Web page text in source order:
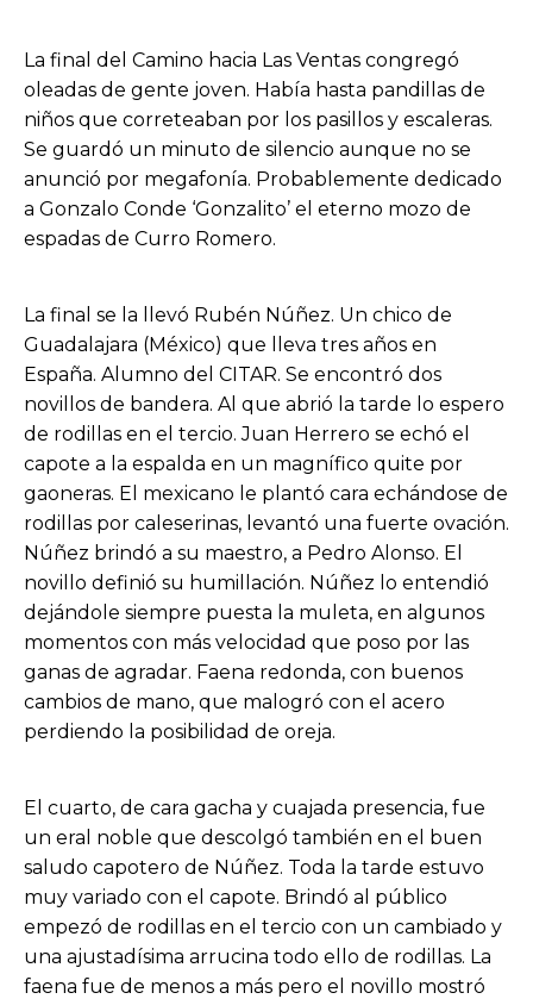
La final del Camino hacia Las Ventas congregó
oleadas de gente joven. Había hasta pandillas de
niños que correteaban por los pasillos y escaleras.
Se guardó un minuto de silencio aunque no se
anunció por megafonía. Probablemente dedicado
a Gonzalo Conde ‘Gonzalito’ el eterno mozo de
espadas de Curro Romero.
La final se la llevó Rubén Núñez. Un chico de
Guadalajara (México) que lleva tres años en
España. Alumno del CITAR. Se encontró dos
novillos de bandera. Al que abrió la tarde lo espero
de rodillas en el tercio. Juan Herrero se echó el
capote a la espalda en un magnífico quite por
gaoneras. El mexicano le plantó cara echándose de
rodillas por caleserinas, levantó una fuerte ovación.
Núñez brindó a su maestro, a Pedro Alonso. El
novillo definió su humillación. Núñez lo entendió
dejándole siempre puesta la muleta, en algunos
momentos con más velocidad que poso por las
ganas de agradar. Faena redonda, con buenos
cambios de mano, que malogró con el acero
perdiendo la posibilidad de oreja.
El cuarto, de cara gacha y cuajada presencia, fue
un eral noble que descolgó también en el buen
saludo capotero de Núñez. Toda la tarde estuvo
muy variado con el capote. Brindó al público
empezó de rodillas en el tercio con un cambiado y
una ajustadísima arrucina todo ello de rodillas. La
faena fue de menos a más pero el novillo mostró